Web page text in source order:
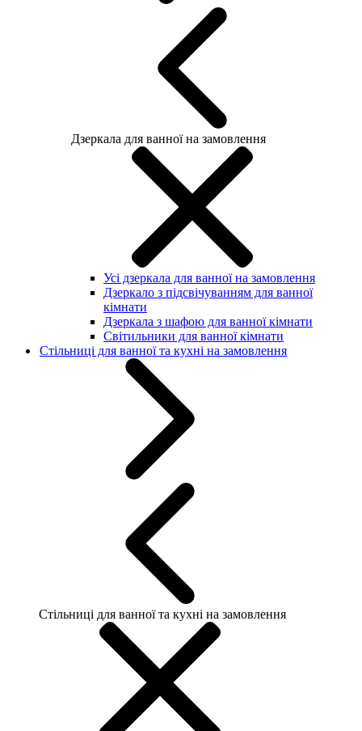
Дзеркала для ванної на замовлення
Усі дзеркала для ванної на замовлення
Дзеркало з підсвічуванням для ванної
кімнати
Дзеркала з шафою для ванної кімнати
Світильники для ванної кімнати
Стільниці для ванної та кухні на замовлення
Стільниці для ванної та кухні на замовлення